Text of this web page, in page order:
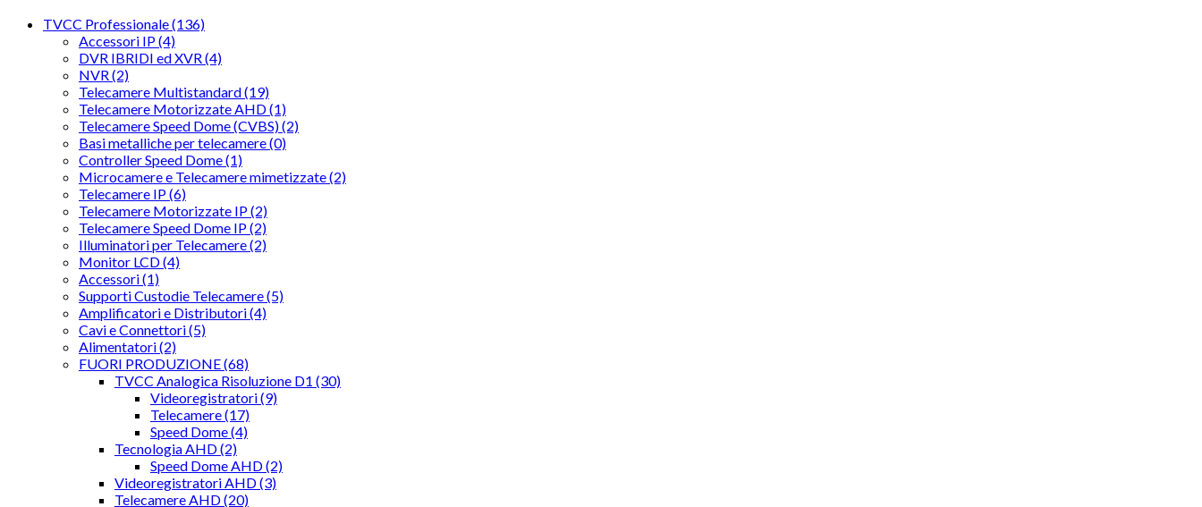
TVCC Professionale (136)
Accessori IP (4)
DVR IBRIDI ed XVR (4)
NVR (2)
Telecamere Multistandard (19)
Telecamere Motorizzate AHD (1)
Telecamere Speed Dome (CVBS) (2)
Basi metalliche per telecamere (0)
Controller Speed Dome (1)
Microcamere e Telecamere mimetizzate (2)
Telecamere IP (6)
Telecamere Motorizzate IP (2)
Telecamere Speed Dome IP (2)
Illuminatori per Telecamere (2)
Monitor LCD (4)
Accessori (1)
Supporti Custodie Telecamere (5)
Amplificatori e Distributori (4)
Cavi e Connettori (5)
Alimentatori (2)
FUORI PRODUZIONE (68)
TVCC Analogica Risoluzione D1 (30)
Videoregistratori (9)
Telecamere (17)
Speed Dome (4)
Tecnologia AHD (2)
Speed Dome AHD (2)
Videoregistratori AHD (3)
Telecamere AHD (20)